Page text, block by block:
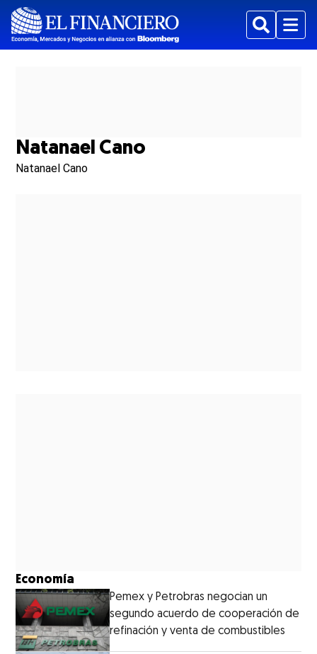
BuscarMenu
Natanael Cano
Natanael Cano
Economía
Pemex y Petrobras negocian un
segundo acuerdo de cooperación de
refinación y venta de combustibles